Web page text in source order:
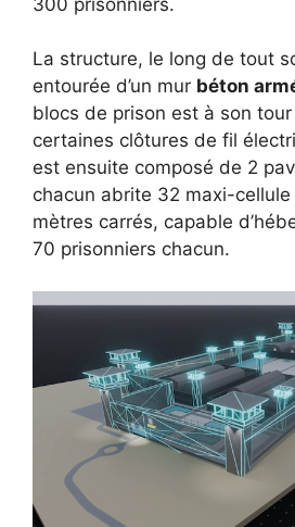
La structure, le long de tout
entourée d’un mur béton
blocs de prison est à son
certaines clôtures de fil
est ensuite composé de 2
chacun abrite 32 maxi-cellule
mètres carrés, capable
70 prisonniers chacun.